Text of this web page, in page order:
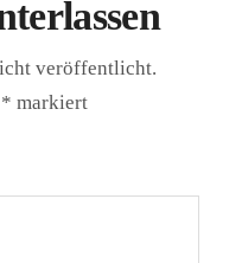
veröffentlicht.
* markiert